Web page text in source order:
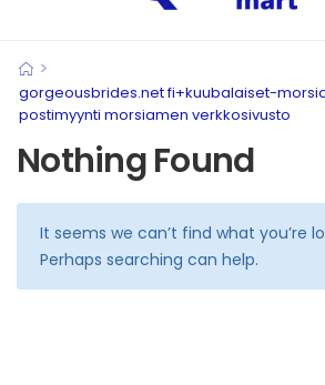
>
gorgeousbrides.net fi+kuubalaiset-
postimyynti morsiamen verkkosivusto
Nothing Found
It seems we can’t find what you’re
Perhaps searching can help.